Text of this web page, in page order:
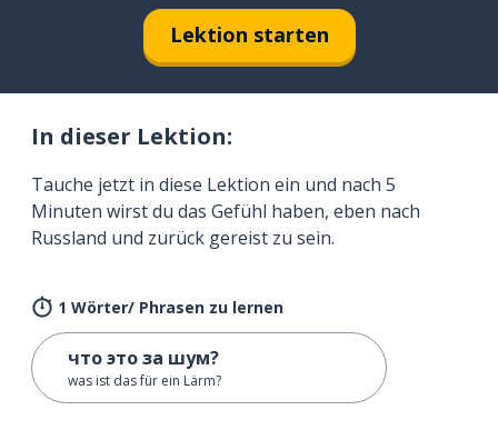
Lektion starten
In dieser Lektion:
Tauche jetzt in diese Lektion ein und nach 5
Minuten wirst du das Gefühl haben, eben nach
Russland und zurück gereist zu sein.
1 Wörter/ Phrasen zu lernen
что это за шум?
was ist das für ein Lärm?